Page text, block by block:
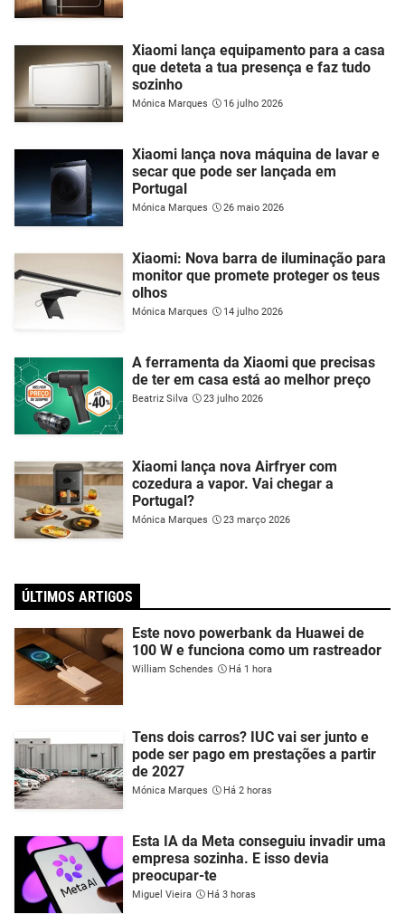
Xiaomi lança equipamento para a casa
que deteta a tua presença e faz tudo
sozinho
Mónica Marques 16 julho 2026
Xiaomi lança nova máquina de lavar e
secar que pode ser lançada em
Portugal
Mónica Marques 26 maio 2026
Xiaomi: Nova barra de iluminação para
monitor que promete proteger os teus
olhos
Mónica Marques 14 julho 2026
A ferramenta da Xiaomi que precisas
de ter em casa está ao melhor preço
Beatriz Silva 23 julho 2026
Xiaomi lança nova Airfryer com
cozedura a vapor. Vai chegar a
Portugal?
Mónica Marques 23 março 2026
ÚLTIMOS ARTIGOS
Este novo powerbank da Huawei de
100 W e funciona como um rastreador
William Schendes Há 1 hora
Tens dois carros? IUC vai ser junto e
pode ser pago em prestações a partir
de 2027
Mónica Marques Há 2 horas
Esta IA da Meta conseguiu invadir uma
empresa sozinha. E isso devia
preocupar-te
Miguel Vieira Há 3 horas